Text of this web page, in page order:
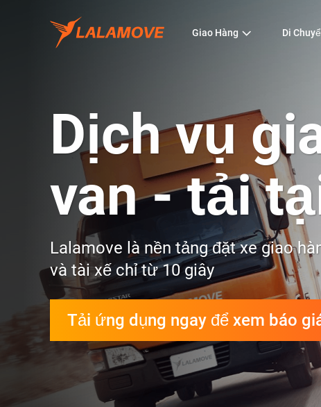
Giao Hàng Di
Dịch vụ
van - tải
Lalamove là nền tảng đặt xe giao
và tài xế chỉ từ 10 giây
Tải ứng dụng ngay để xem báo